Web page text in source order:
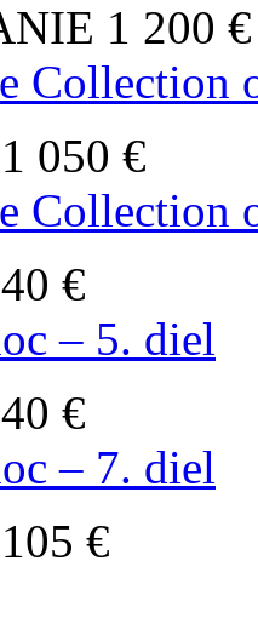
1 200 €
Collection
1 050 €
Collection
40 €
– 5. diel
40 €
– 7. diel
105 €